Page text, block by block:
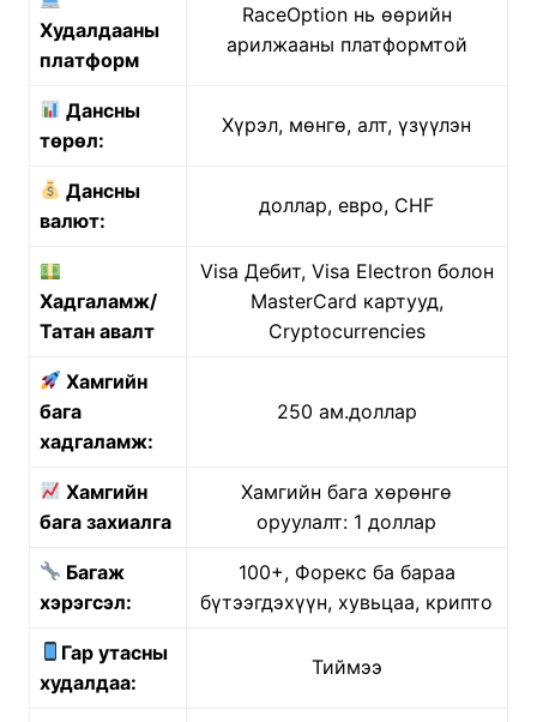
Худалдааны
платформ
RaceOption нь өөрийн
арилжааны платформтой
Дансны
төрөл:
Хүрэл, мөнгө, алт, үзүүлэн
Дансны
валют:
доллар, евро, CHF
Хадгаламж/
Татан авалт
Visa Дебит, Visa Electron болон
MasterCard картууд,
Cryptocurrencies
Хамгийн
бага
хадгаламж:
250 ам.доллар
Хамгийн
бага захиалга
Хамгийн бага хөрөнгө
оруулалт: 1 доллар
Багаж
хэрэгсэл:
100+, Форекс ба бараа
бүтээгдэхүүн, хувьцаа, крипто
Гар утасны
худалдаа:
Тиймээ